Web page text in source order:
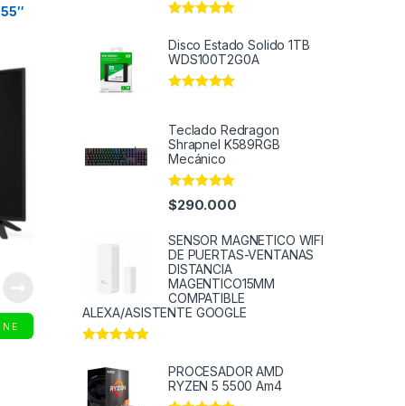
out of 5
Disco Estado Solido 1TB
WDS100T2G0A
Teclado Redragon
Shrapnel K589RGB
Mecánico
Rated4.91
out of 5
$290.000
SENSOR MAGNETICO WIFI
DE PUERTAS-VENTANAS
DISTANCIA
MAGENTICO15MM
COMPATIBLE
ALEXA/ASISTENTE GOOGLE
out of 5
PROCESADOR AMD
RYZEN 5 5500 Am4